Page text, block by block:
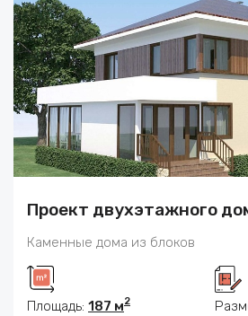
Проект двухэтажного
Каменные дома из блоков
Площадь: 187 м2